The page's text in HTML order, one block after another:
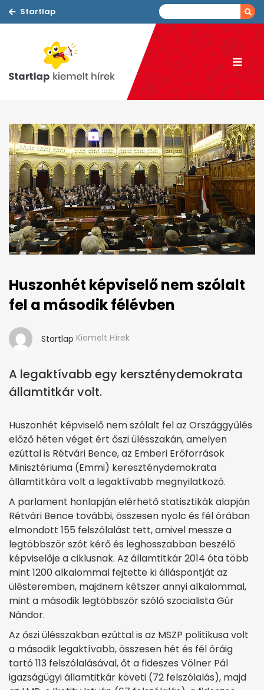
Startlap
Huszonhét képviselő nem szólalt
fel a második félévben
Startlap Kiemelt Hírek
A legaktívabb egy kerszténydemokrata
államtitkár volt.
Huszonhét képviselő nem szólalt fel az Országgyűlés
előző héten véget ért őszi ülésszakán, amelyen
ezúttal is Rétvári Bence, az Emberi Erőforrások
Minisztériuma (Emmi) kereszténydemokrata
államtitkára volt a legaktívabb megnyilatkozó.
A parlament honlapján elérhető statisztikák alapján
Rétvári Bence további, összesen nyolc és fél órában
elmondott 155 felszólalást tett, amivel messze a
legtöbbször szót kérő és leghosszabban beszélő
képviselője a ciklusnak. Az államtitkár 2014 óta több
mint 1200 alkalommal fejtette ki álláspontját az
ülésteremben, majdnem kétszer annyi alkalommal,
mint a második legtöbbször szóló szocialista Gúr
Nándor.
Az őszi ülésszakban ezúttal is az MSZP politikusa volt
a második legaktívabb, összesen hét és fél óráig
tartó 113 felszólalásával, őt a fideszes Völner Pál
igazságügyi államtitkár követi (72 felszólalás), majd